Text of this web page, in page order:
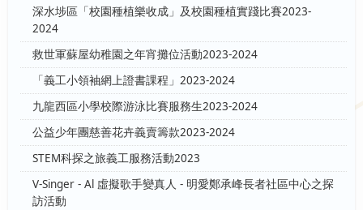
深水埗區「校園種植樂收成」及校園種植實踐比賽2023-
2024
救世軍蘇屋幼稚園之年宵攤位活動2023-2024
「義工小領袖網上證書課程」2023-2024
九龍西區小學校際游泳比賽服務生2023-2024
公益少年團慈善花卉義賣籌款2023-2024
STEM科探之旅義工服務活動2023
V-Singer - Al 虛擬歌手變真人 - 明愛鄭承峰長者社區中心之探
訪活動